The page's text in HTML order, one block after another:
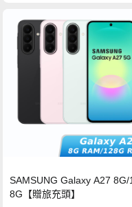
SAMSUNG Galaxy A27 8G/
8G【贈旅充頭】